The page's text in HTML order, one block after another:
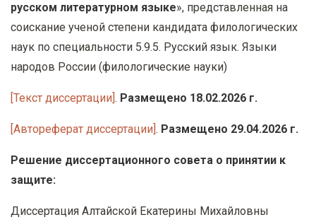
русском литературном языке», представленная на
соискание ученой степени кандидата филологических
наук по специальности 5.9.5. Русский язык. Языки
народов России (филологические науки)
[Текст диссертации]. Размещено 18.02.2026 г.
[Автореферат диссертации]. Размещено 29.04.2026 г.
Решение диссертационного совета о принятии к
защите:
Диссертация Алтайской Екатерины Михайловны